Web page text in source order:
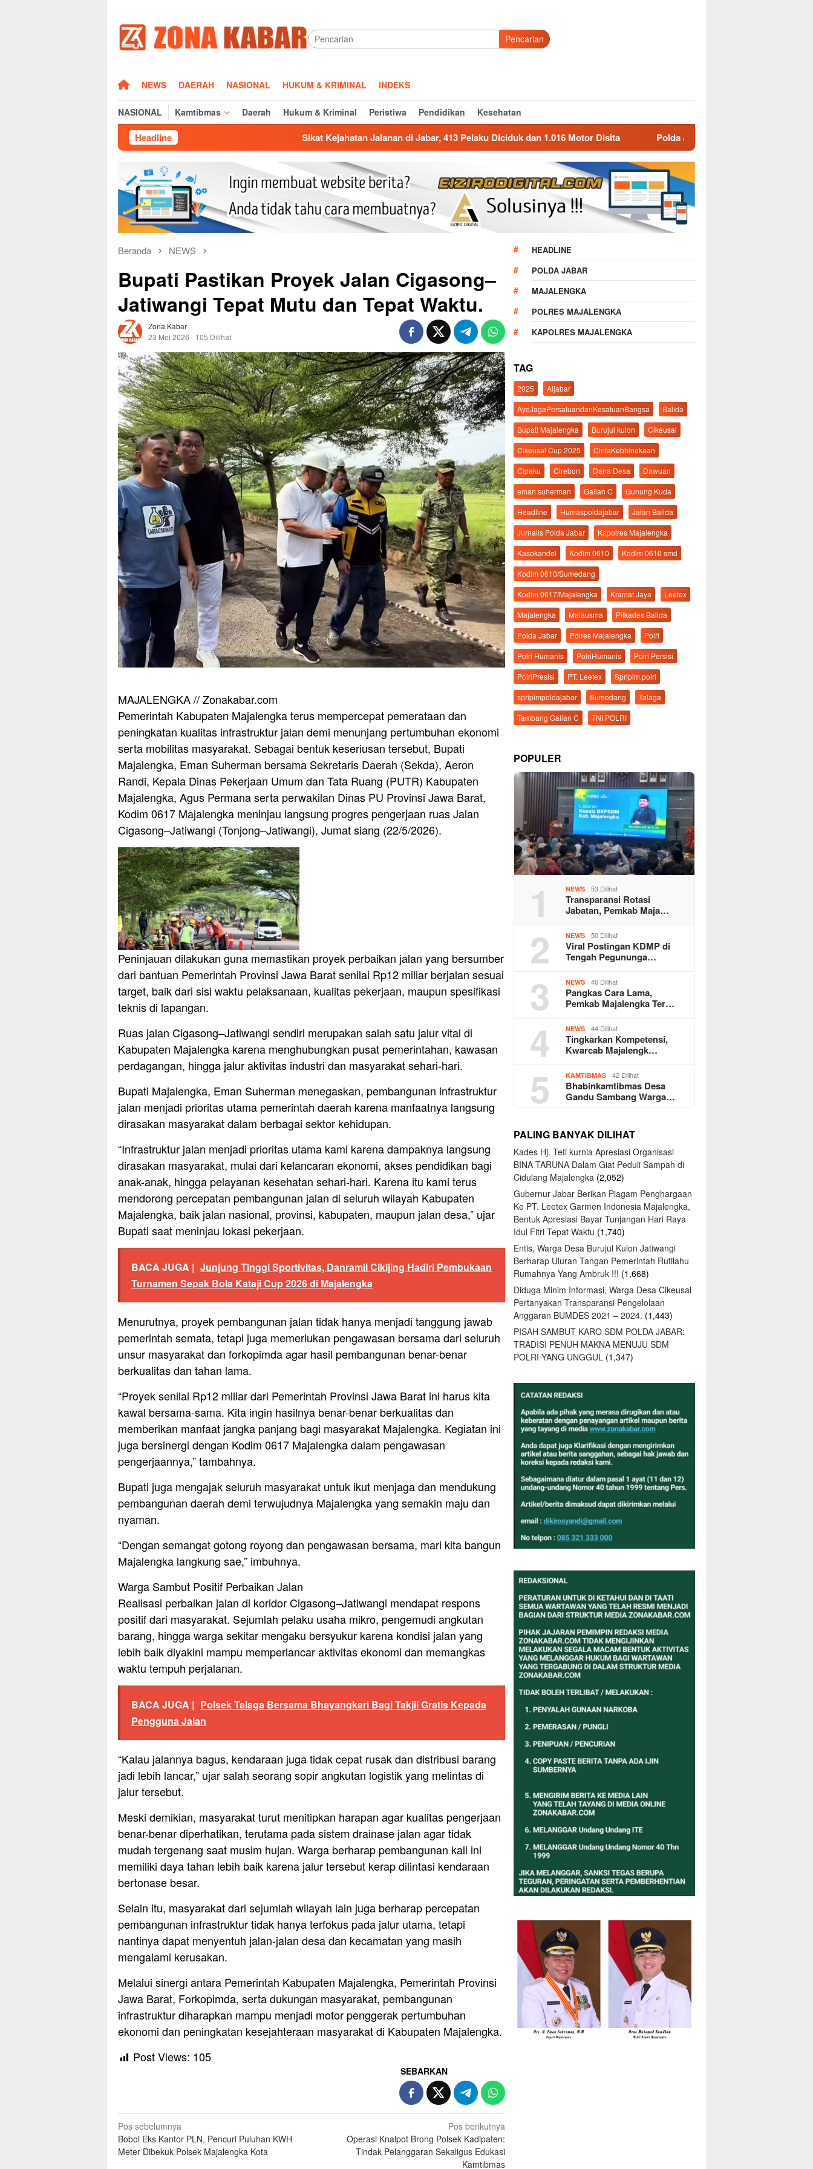
konten
Pencarian
HOMENEWS DAERAH NASIONAL HUKUM & KRIMINAL INDEKS
NASIONAL Kamtibmas Daerah Hukum & Kriminal Peristiwa Pendidikan Kesehatan
Headline Sikat Kejahatan Jalanan di Jabar, 413 Pelaku Diciduk dan 1.016 Motor Disita Polda Jabar Gulung 1.245 Tersangka Narkoba dan Miras,
Beranda NEWS
Bupati Pastikan Proyek Jalan Cigasong–
Jatiwangi Tepat Mutu dan Tepat Waktu.
Zona Kabar
23 Mei 2026
105 Dilihat
MAJALENGKA // Zonakabar.com
Pemerintah Kabupaten Majalengka terus mempercepat pemerataan dan
peningkatan kualitas infrastruktur jalan demi menunjang pertumbuhan ekonomi
serta mobilitas masyarakat. Sebagai bentuk keseriusan tersebut, Bupati
Majalengka, Eman Suherman bersama Sekretaris Daerah (Sekda), Aeron
Randi, Kepala Dinas Pekerjaan Umum dan Tata Ruang (PUTR) Kabupaten
Majalengka, Agus Permana serta perwakilan Dinas PU Provinsi Jawa Barat,
Kodim 0617 Majalengka meninjau langsung progres pengerjaan ruas Jalan
Cigasong–Jatiwangi (Tonjong–Jatiwangi), Jumat siang (22/5/2026).
Peninjauan dilakukan guna memastikan proyek perbaikan jalan yang bersumber
dari bantuan Pemerintah Provinsi Jawa Barat senilai Rp12 miliar berjalan sesuai
target, baik dari sisi waktu pelaksanaan, kualitas pekerjaan, maupun spesifikasi
teknis di lapangan.
Ruas jalan Cigasong–Jatiwangi sendiri merupakan salah satu jalur vital di
Kabupaten Majalengka karena menghubungkan pusat pemerintahan, kawasan
perdagangan, hingga jalur aktivitas industri dan masyarakat sehari-hari.
Bupati Majalengka, Eman Suherman menegaskan, pembangunan infrastruktur
jalan menjadi prioritas utama pemerintah daerah karena manfaatnya langsung
dirasakan masyarakat dalam berbagai sektor kehidupan.
“Infrastruktur jalan menjadi prioritas utama kami karena dampaknya langsung
dirasakan masyarakat, mulai dari kelancaran ekonomi, akses pendidikan bagi
anak-anak, hingga pelayanan kesehatan sehari-hari. Karena itu kami terus
mendorong percepatan pembangunan jalan di seluruh wilayah Kabupaten
Majalengka, baik jalan nasional, provinsi, kabupaten, maupun jalan desa,” ujar
Bupati saat meninjau lokasi pekerjaan.
BACA JUGA | Junjung Tinggi Sportivitas, Danramil Cikijing Hadiri Pembukaan
Turnamen Sepak Bola Kataji Cup 2026 di Majalengka
Menurutnya, proyek pembangunan jalan tidak hanya menjadi tanggung jawab
pemerintah semata, tetapi juga memerlukan pengawasan bersama dari seluruh
unsur masyarakat dan forkopimda agar hasil pembangunan benar-benar
berkualitas dan tahan lama.
“Proyek senilai Rp12 miliar dari Pemerintah Provinsi Jawa Barat ini harus kita
kawal bersama-sama. Kita ingin hasilnya benar-benar berkualitas dan
memberikan manfaat jangka panjang bagi masyarakat Majalengka. Kegiatan ini
juga bersinergi dengan Kodim 0617 Majalengka dalam pengawasan
pengerjaannya,” tambahnya.
Bupati juga mengajak seluruh masyarakat untuk ikut menjaga dan mendukung
pembangunan daerah demi terwujudnya Majalengka yang semakin maju dan
nyaman.
“Dengan semangat gotong royong dan pengawasan bersama, mari kita bangun
Majalengka langkung sae,” imbuhnya.
Warga Sambut Positif Perbaikan Jalan
Realisasi perbaikan jalan di koridor Cigasong–Jatiwangi mendapat respons
positif dari masyarakat. Sejumlah pelaku usaha mikro, pengemudi angkutan
barang, hingga warga sekitar mengaku bersyukur karena kondisi jalan yang
lebih baik diyakini mampu memperlancar aktivitas ekonomi dan memangkas
waktu tempuh perjalanan.
BACA JUGA | Polsek Talaga Bersama Bhayangkari Bagi Takjil Gratis Kepada
Pengguna Jalan
“Kalau jalannya bagus, kendaraan juga tidak cepat rusak dan distribusi barang
jadi lebih lancar,” ujar salah seorang sopir angkutan logistik yang melintas di
jalur tersebut.
Meski demikian, masyarakat turut menitipkan harapan agar kualitas pengerjaan
benar-benar diperhatikan, terutama pada sistem drainase jalan agar tidak
mudah tergenang saat musim hujan. Warga berharap pembangunan kali ini
memiliki daya tahan lebih baik karena jalur tersebut kerap dilintasi kendaraan
bertonase besar.
Selain itu, masyarakat dari sejumlah wilayah lain juga berharap percepatan
pembangunan infrastruktur tidak hanya terfokus pada jalur utama, tetapi
nantinya dapat menyentuh jalan-jalan desa dan kecamatan yang masih
mengalami kerusakan.
Melalui sinergi antara Pemerintah Kabupaten Majalengka, Pemerintah Provinsi
Jawa Barat, Forkopimda, serta dukungan masyarakat, pembangunan
infrastruktur diharapkan mampu menjadi motor penggerak pertumbuhan
ekonomi dan peningkatan kesejahteraan masyarakat di Kabupaten Majalengka.
Post Views: 105
SEBARKAN
Navigasi
pos
Pos sebelumnya
Bobol Eks Kantor PLN, Pencuri Puluhan KWH
Meter Dibekuk Polsek Majalengka Kota
Pos berikutnya
Operasi Knalpot Brong Polsek Kadipaten:
Tindak Pelanggaran Sekaligus Edukasi
Kamtibmas
HEADLINE
POLDA JABAR
MAJALENGKA
POLRES MAJALENGKA
KAPOLRES MAJALENGKA
TAG
2025
Aljabar
AyoJagaPersatuandanKesatuanBangsa
Balida
Bupati Majalengka
Burujul kulon
Cikeusal
Cikeusal Cup 2025
CintaKebhinekaan
Cipaku
Cirebon Dana Desa
Dawuan
eman suherman
Galian C
Gunung Kuda
Headline
Humaspoldajabar
Jalan Balida
Jurnalis Polda Jabar
Kapolres Majalengka
Kasokandel
Kodim 0610
Kodim 0610 smd
Kodim 0610/Sumedang
Kodim 0617/Majalengka
Kramat Jaya
Leetex
Majalengka
Malausma
Pilkades Balida
Polda Jabar
Polres Majalengka
Polri
Polri Humanis
PolriHumanis
Polri Persisi
PolriPresisi
PT. Leetex
Spripim.polri
spripimpoldajabar
Sumedang
Talaga
Tambang Galian C
TNI POLRI
POPULER
1 NEWS 53 Dilihat
Transparansi Rotasi
Jabatan, Pemkab Maja…
2 NEWS 50 Dilihat
Viral Postingan KDMP di
Tengah Pegununga…
3 NEWS 46 Dilihat
Pangkas Cara Lama,
Pemkab Majalengka Ter…
4 NEWS 44 Dilihat
Tingkarkan Kompetensi,
Kwarcab Majalengk…
5 KAMTIBMAS 42 Dilihat
Bhabinkamtibmas Desa
Gandu Sambang Warga…
PALING BANYAK DILIHAT
Kades Hj. Teti kurnia Apresiasi Organisasi
BINA TARUNA Dalam Giat Peduli Sampah di
Cidulang Majalengka (2,052)
Gubernur Jabar Berikan Piagam Penghargaan
Ke PT. Leetex Garmen Indonesia Majalengka,
Bentuk Apresiasi Bayar Tunjangan Hari Raya
Idul Fitri Tepat Waktu (1,740)
Entis, Warga Desa Burujul Kulon Jatiwangi
Berharap Uluran Tangan Pemerintah Rutilahu
Rumahnya Yang Ambruk !!! (1,668)
Diduga Minim Informasi, Warga Desa Cikeusal
Pertanyakan Transparansi Pengelolaan
Anggaran BUMDES 2021 – 2024. (1,443)
PISAH SAMBUT KARO SDM POLDA JABAR:
TRADISI PENUH MAKNA MENUJU SDM
POLRI YANG UNGGUL (1,347)